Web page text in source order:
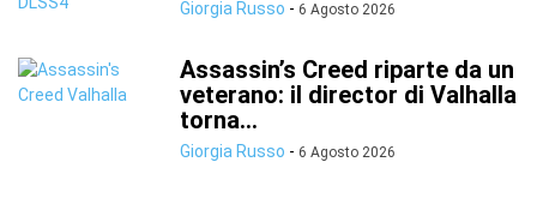
Giorgia Russo - 6 Agosto 2026
Assassin’s Creed riparte da un
veterano: il director di Valhalla
torna...
Giorgia Russo - 6 Agosto 2026